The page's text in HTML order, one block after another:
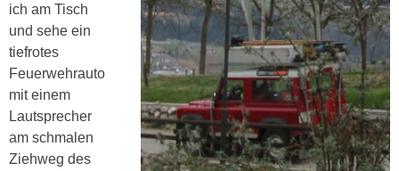
ich am Tisch
und sehe ein
tiefrotes
Feuerwehrauto
mit einem
Lautsprecher
am schmalen
Ziehweg des